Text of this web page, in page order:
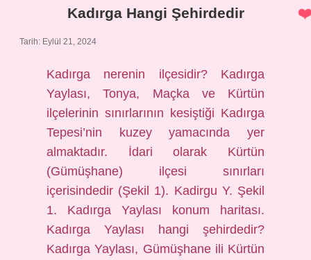
Kadırga Hangi Şehirdedir
Tarih: Eylül 21, 2024
Kadırga nerenin ilçesidir? Kadırga
Yaylası, Tonya, Maçka ve Kürtün
ilçelerinin sınırlarının kesiştiği Kadırga
Tepesi’nin kuzey yamacında yer
almaktadır. İdari olarak Kürtün
(Gümüşhane) ilçesi sınırları
içerisindedir (Şekil 1). Kadirgu Y. Şekil
1. Kadırga Yaylası konum haritası.
Kadırga Yaylası hangi şehirdedir?
Kadırga Yaylası, Gümüşhane ili Kürtün